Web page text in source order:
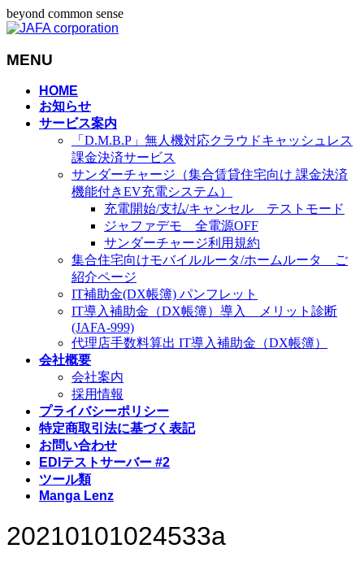
beyond common sense
MENU
HOME
お知らせ
サービス案内
「D.M.B.P」無人機対応クラウドキャッシュレス
課金決済サービス
サンダーチャージ（集合賃貸住宅向け 課金決済
機能付きEV充電システム）
充電開始/支払/キャンセル テストモード
ジャファデモ 全電源OFF
サンダーチャージ利用規約
集合住宅向けモバイルルータ/ホームルータ ご
紹介ページ
IT補助金(DX帳簿) パンフレット
IT導入補助金（DX帳簿）導入 メリット診断
(JAFA-999)
代理店手数料算出 IT導入補助金（DX帳簿）
会社概要
会社案内
採用情報
プライバシーポリシー
特定商取引法に基づく表記
お問い合わせ
EDIテストサーバー #2
ツール類
Manga Lenz
20210101024533a